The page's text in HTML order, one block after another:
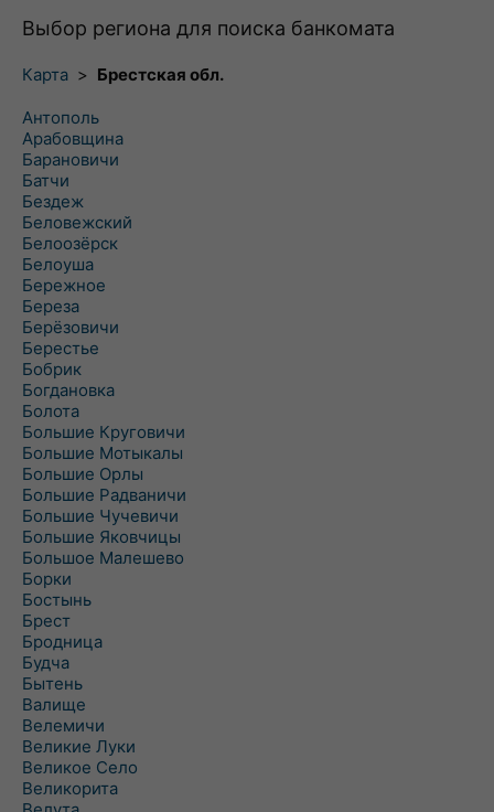
Выбор региона для поиска банкомата
Карта > Брестская обл.
Антополь
Арабовщина
Барановичи
Батчи
Бездеж
Беловежский
Белоозёрск
Белоуша
Бережное
Береза
Берёзовичи
Берестье
Бобрик
Богдановка
Болота
Большие Круговичи
Большие Мотыкалы
Большие Орлы
Большие Радваничи
Большие Чучевичи
Большие Яковчицы
Большое Малешево
Борки
Бостынь
Брест
Бродница
Будча
Бытень
Валище
Велемичи
Великие Луки
Великое Село
Великорита